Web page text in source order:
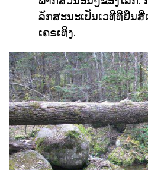
ລັກສະນະເປັນເວທີທີ່ຢືນ
ເຄຣເທິງ.